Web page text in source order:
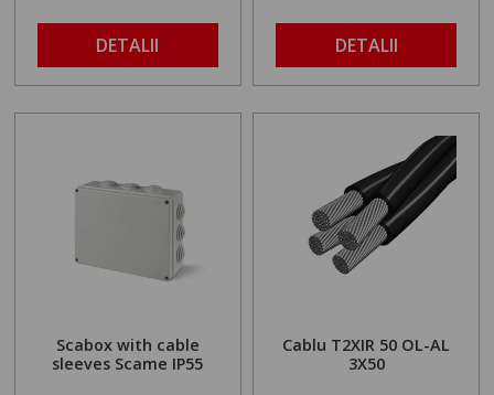
DETALII DETALII
Scabox with cable
sleeves Scame IP55
Cablu T2XIR 50 OL-AL
3X50